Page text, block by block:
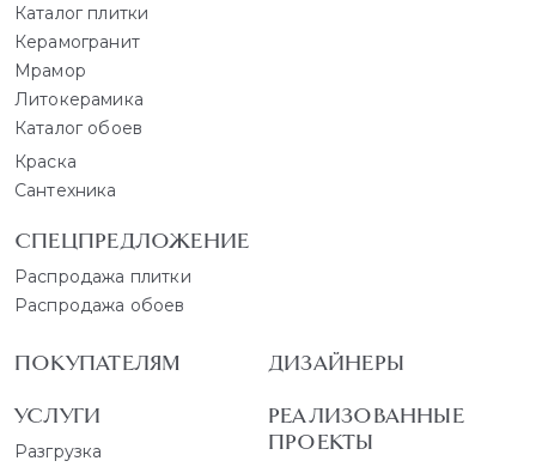
Каталог плитки
Керамогранит
Мрамор
Литокерамика
Каталог обоев
Краска
Сантехника
СПЕЦПРЕДЛОЖЕНИЕ
Распродажа плитки
Распродажа обоев
ПОКУПАТЕЛЯМ
УСЛУГИ
Разгрузка
ДИЗАЙНЕРЫ
РЕАЛИЗОВАННЫЕ
ПРОЕКТЫ